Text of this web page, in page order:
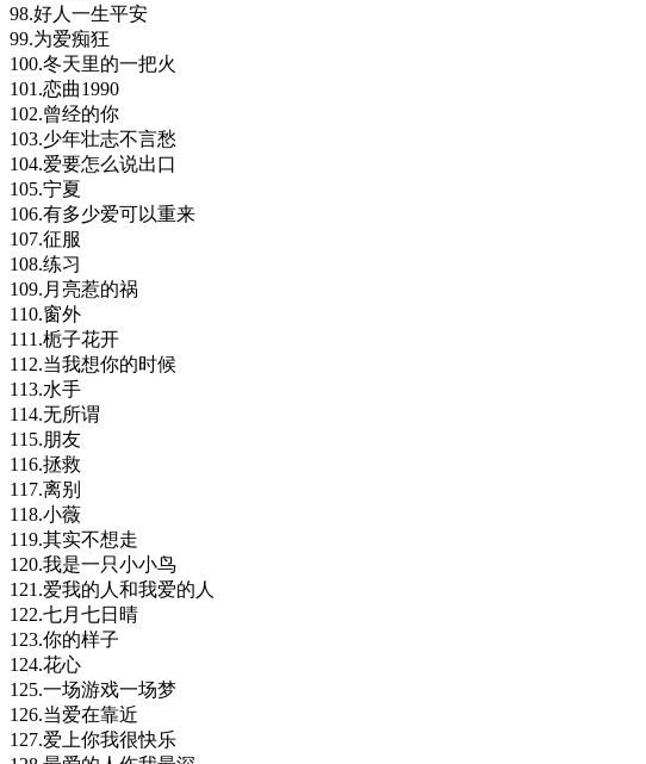
98.好人一生平安
99.为爱痴狂
100.冬天里的一把火
101.恋曲1990
102.曾经的你
103.少年壮志不言愁
104.爱要怎么说出口
105.宁夏
106.有多少爱可以重来
107.征服
108.练习
109.月亮惹的祸
110.窗外
111.栀子花开
112.当我想你的时候
113.水手
114.无所谓
115.朋友
116.拯救
117.离别
118.小薇
119.其实不想走
120.我是一只小小鸟
121.爱我的人和我爱的人
122.七月七日晴
123.你的样子
124.花心
125.一场游戏一场梦
126.当爱在靠近
127.爱上你我很快乐